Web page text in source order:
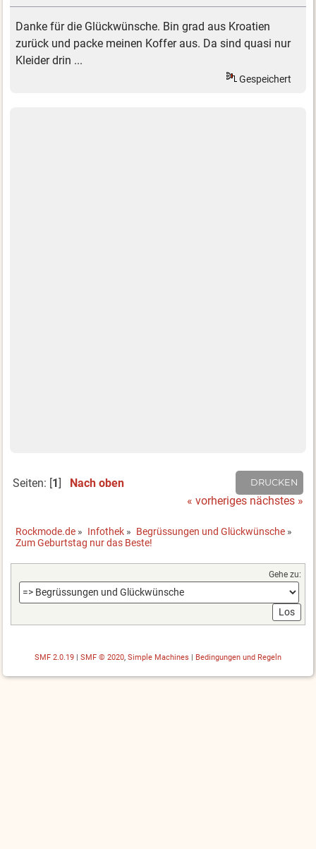
Danke für die Glückwünsche. Bin grad aus Kroatien
zurück und packe meinen Koffer aus. Da sind quasi nur
Kleider drin ...
Gespeichert
DRUCKEN
Seiten: [1]
Nach oben
« vorheriges nächstes »
Rockmode.de » Infothek » Begrüssungen und Glückwünsche »
Zum Geburtstag nur das Beste!
Gehe zu:
SMF 2.0.19 | SMF © 2020, Simple Machines | Bedingungen und Regeln